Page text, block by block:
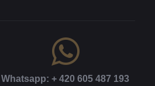
Whatsapp: + 420 605 487 193